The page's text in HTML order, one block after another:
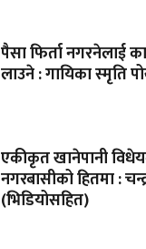
पैसा फिर्ता नगरनेलाई
लाउने : गायिका स्‍मृति
एकीकृत खानेपानी
नगरबासीको हितमा :
(भिडियोसहित)